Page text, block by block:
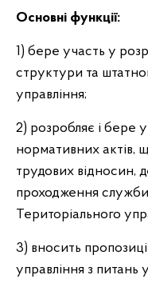
Основні функції:
1) бере участь у
структури та
управління;
2) розробляє і бере
нормативних актів,
трудових відносин,
проходження
Територіального
3) вносить
управління з питань